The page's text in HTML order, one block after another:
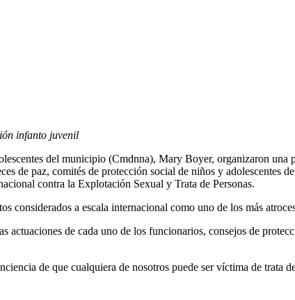
infanto juvenil
del municipio (Cmdnna), Mary Boyer, organizaron una
de paz, comités de protección social de niños y adolescentes
contra la Explotación Sexual y Trata de Personas.
considerados a escala internacional como uno de los más
de cada uno de los funcionarios, consejos de
de que cualquiera de nosotros puede ser víctima de trata